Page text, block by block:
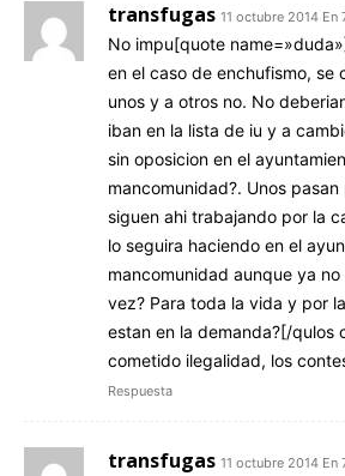
transfugas 11 octubre 2014 En
No impu[quote
en el caso de enchufismo, se
unos y a otros no. No
iban en la lista de iu y a
sin oposicion en el
mancomunidad?. Unos
siguen ahi trabajando por la
lo seguira haciendo en el
mancomunidad aunque ya
vez? Para toda la vida y por
estan en la demanda?[/qulos
cometido ilegalidad, los
Respuesta
transfugas 11 octubre 2014 En